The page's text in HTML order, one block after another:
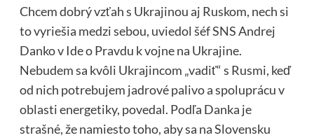
Chcem dobrý vzťah s Ukrajinou aj Ruskom, nech si
to vyriešia medzi sebou, uviedol šéf SNS Andrej
Danko v Ide o Pravdu k vojne na Ukrajine.
Nebudem sa kvôli Ukrajincom „vadiť“ s Rusmi, keď
od nich potrebujem jadrové palivo a spoluprácu v
oblasti energetiky, povedal. Podľa Danka je
strašné, že namiesto toho, aby sa na Slovensku